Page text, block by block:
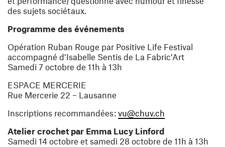
des sujets sociétaux.
Programme des événements
Opération Ruban Rouge par Positive Life Festival
accompagné d’Isabelle Sentis de La Fabric’Art
Samedi 7 octobre de 11h à 13h
ESPACE MERCERIE
Rue Mercerie 22 – Lausanne
Inscriptions recommandées : vu@chuv.ch
Atelier crochet par Emma Lucy Linford
Samedi 14 octobre et samedi 28 octobre de 11h à 13h